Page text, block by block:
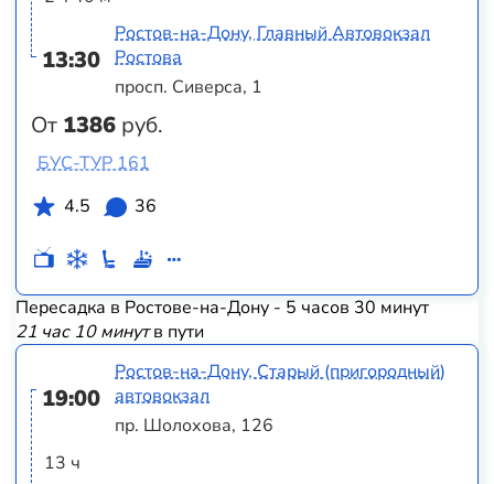
13:30
От 1386 руб.
Ростов-на-Дону, Главный Автовокзал
Ростова
просп. Сиверса, 1
БУС-ТУР 161
4.5
36
Пересадка в Ростове-на-Дону - 5 часов 30 минут
21 час 10 минутв пути
19:00
13 ч
Ростов-на-Дону, Старый (пригородный)
автовокзал
пр. Шолохова, 126